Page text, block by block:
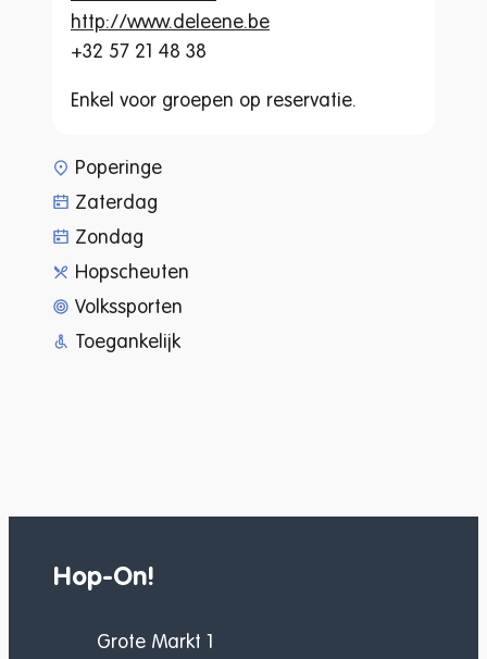
http://www.deleene.be
+32 57 21 48 38
Enkel voor groepen op reservatie.
www-page-content-item-
Poperinge
Zaterdag
Zondag
Hopscheuten
Volkssporten
Toegankelijk
Hop-On!
AdresGrote Markt 1